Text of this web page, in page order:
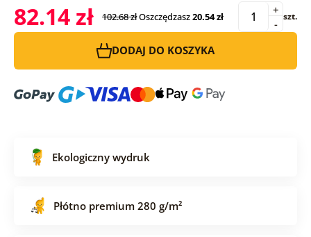
82.14 zł 102.68 złOszczędzasz20.54 zł -
+ szt.
DODAJ DO KOSZYKA
Ekologiczny wydruk
Płótno premium 280 g/m²